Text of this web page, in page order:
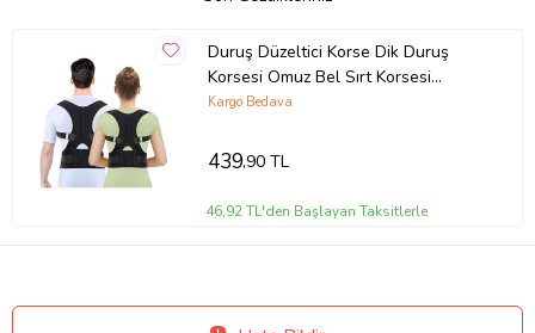
Duruş Düzeltici Korse Dik Duruş
Korsesi Omuz Bel Sırt Korsesi
Posture Omurga Düzeltici
Kargo Bedava
439,90 TL
46,92 TL'den Başlayan Taksitlerle